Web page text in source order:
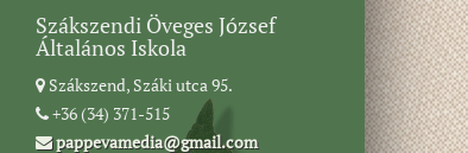
Szákszendi Öveges József
Általános Iskola
Szákszend, Száki utca 95.
+36 (34) 371-515
pappevamedia@gmail.com